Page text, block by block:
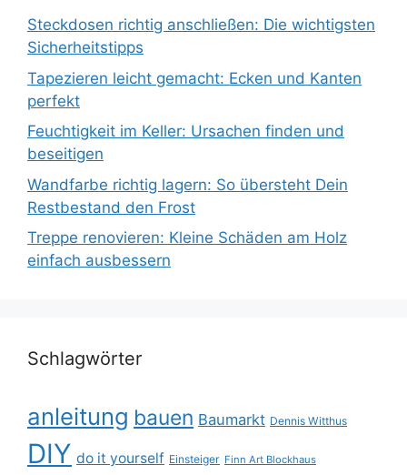
Steckdosen richtig anschließen: Die wichtigsten
Sicherheitstipps
Tapezieren leicht gemacht: Ecken und Kanten
perfekt
Feuchtigkeit im Keller: Ursachen finden und
beseitigen
Wandfarbe richtig lagern: So übersteht Dein
Restbestand den Frost
Treppe renovieren: Kleine Schäden am Holz
einfach ausbessern
Schlagwörter
anleitung bauen Baumarkt Dennis Witthus
DIY do it yourself Einsteiger Finn Art Blockhaus